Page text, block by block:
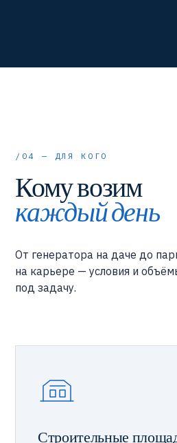
/04 — ДЛЯ КОГО
Кому возим
каждый день
От генератора на даче до
на карьере — условия и
под задачу.
Строительные